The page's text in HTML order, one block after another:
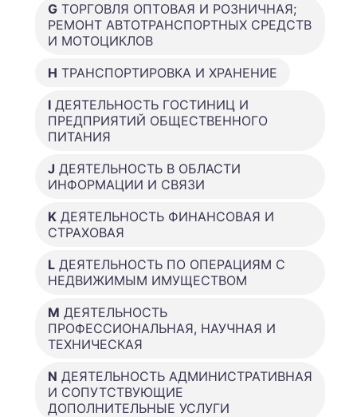
G ТОРГОВЛЯ ОПТОВАЯ И РОЗНИЧНАЯ;
РЕМОНТ АВТОТРАНСПОРТНЫХ СРЕДСТВ
И МОТОЦИКЛОВ
H ТРАНСПОРТИРОВКА И ХРАНЕНИЕ
I ДЕЯТЕЛЬНОСТЬ ГОСТИНИЦ И
ПРЕДПРИЯТИЙ ОБЩЕСТВЕННОГО
ПИТАНИЯ
J ДЕЯТЕЛЬНОСТЬ В ОБЛАСТИ
ИНФОРМАЦИИ И СВЯЗИ
K ДЕЯТЕЛЬНОСТЬ ФИНАНСОВАЯ И
СТРАХОВАЯ
L ДЕЯТЕЛЬНОСТЬ ПО ОПЕРАЦИЯМ С
НЕДВИЖИМЫМ ИМУЩЕСТВОМ
M ДЕЯТЕЛЬНОСТЬ
ПРОФЕССИОНАЛЬНАЯ, НАУЧНАЯ И
ТЕХНИЧЕСКАЯ
N ДЕЯТЕЛЬНОСТЬ АДМИНИСТРАТИВНАЯ
И СОПУТСТВУЮЩИЕ
ДОПОЛНИТЕЛЬНЫЕ УСЛУГИ